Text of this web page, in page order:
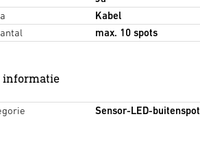
Kabel
max. 10 spots
informatie
Sensor-LED-buitenspot